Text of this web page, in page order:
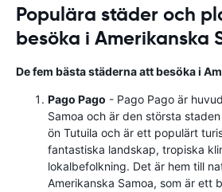
Populära städer och
besöka i Amerikanska
De fem bästa städerna att besöka i
Pago Pago - Pago Pago är
Samoa och är den största
ön Tutuila och är ett populärt
fantastiska landskap, tropiska
lokalbefolkning. Det är hem till
Amerikanska Samoa, som är ett